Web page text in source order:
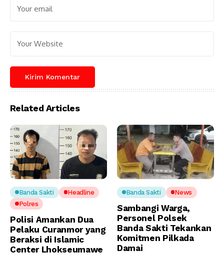
Related Articles
Banda Sakti
Headline
Polres
Polisi Amankan Dua
Pelaku Curanmor yang
Beraksi di Islamic
Center Lhokseumawe
Banda Sakti News
Sambangi Warga,
Personel Polsek
Banda Sakti Tekankan
Komitmen Pilkada
Damai